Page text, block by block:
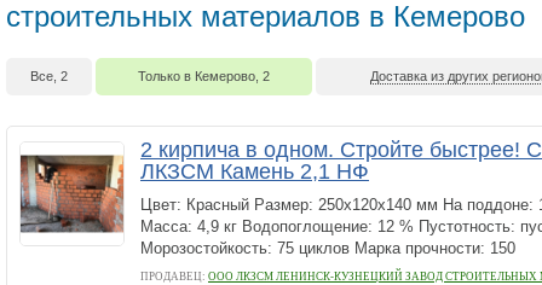
строительных материалов в Кемерово
Все, 2 Только в Кемерово, 2 Доставка из других
2 кирпича в одном. Стройте быстрее!
ЛКЗСМ Камень 2,1 НФ
Цвет: Красный Размер: 250x120x140 мм На поддоне:
Масса: 4,9 кг Водопоглощение: 12 % Пустотность:
Морозостойкость: 75 циклов Марка прочности: 150
ПРОДАВЕЦ: ООО ЛКЗСМ ЛЕНИНСК-КУЗНЕЦКИЙ ЗАВОД СТРОИТЕЛЬНЫХ